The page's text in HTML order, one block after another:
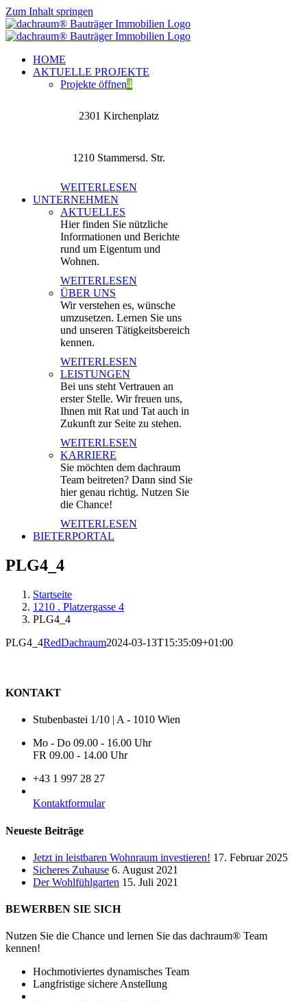
Zum Inhalt springen
HOME
AKTUELLE PROJEKTE
Projekte öffnen4
2301 Kirchenplatz
1210 Stammersd. Str.
WEITERLESEN
UNTERNEHMEN
AKTUELLES
Hier finden Sie nützliche
Informationen und Berichte
rund um Eigentum und
Wohnen.
WEITERLESEN
ÜBER UNS
Wir verstehen es, wünsche
umzusetzen. Lernen Sie uns
und unseren Tätigkeitsbereich
kennen.
WEITERLESEN
LEISTUNGEN
Bei uns steht Vertrauen an
erster Stelle. Wir freuen uns,
Ihnen mit Rat und Tat auch in
Zukunft zur Seite zu stehen.
WEITERLESEN
KARRIERE
Sie möchten dem dachraum
Team beitreten? Dann sind Sie
hier genau richtig. Nutzen Sie
die Chance!
WEITERLESEN
BIETERPORTAL
PLG4_4
Startseite
1210 . Platzergasse 4
PLG4_4
PLG4_4RedDachraum2024-03-13T15:35:09+01:00
KONTAKT
Stubenbastei 1/10 | A - 1010 Wien
Mo - Do 09.00 - 16.00 Uhr
FR 09.00 - 14.00 Uhr
+43 1 997 28 27
Kontaktformular
Neueste Beiträge
Jetzt in leistbaren Wohnraum investieren! 17. Februar 2025
Sicheres Zuhause 6. August 2021
Der Wohlfühlgarten 15. Juli 2021
BEWERBEN SIE SICH
Nutzen Sie die Chance und lernen Sie das dachraum® Team
kennen!
Hochmotiviertes dynamisches Team
Langfristige sichere Anstellung